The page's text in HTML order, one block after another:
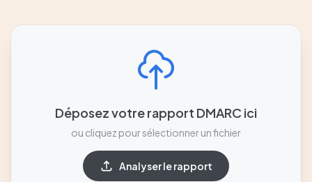
Déposez votre rapport DMARC ici
ou cliquez pour sélectionner un fichier
Analyser le rapport